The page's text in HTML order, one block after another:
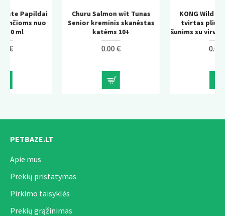
Churu Salmon wit Tunas
Senior kreminis skanėstas
KONG Wild Knots Bear –
tvirtas pliušinis žaislas
šunims su virvės
PETBAZE.LT
Apie mus
Prekių pristatymas
Pirkimo taisyklės
Prekių grąžinimas